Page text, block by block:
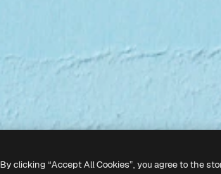
By clicking “Accept All Cookies”, you agree to the